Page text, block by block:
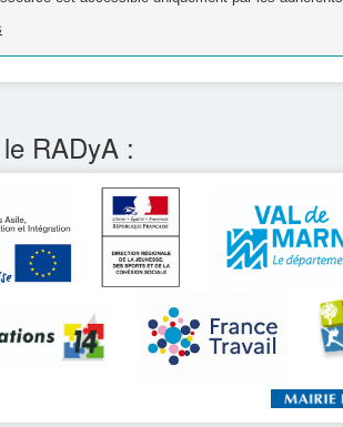
RADyA :